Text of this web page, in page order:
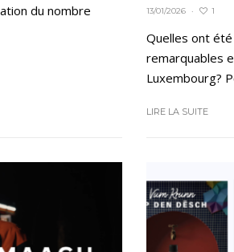
du nombre
13/01/2026 · 1
Quelles ont
remarquables
Luxembourg?
LIRE LA SUITE